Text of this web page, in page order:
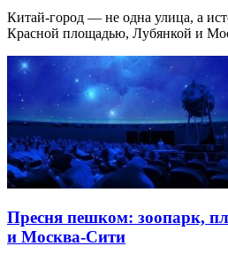
Китай-город — не одна улица, а
Красной площадью, Лубянкой и
Пресня пешком: зоопарк,
и Москва-Сити